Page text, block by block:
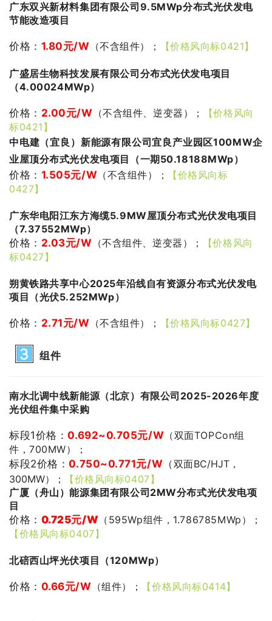
广东双兴新材料集团有限公司9.5MWp分布式光伏发电
节能改造项目
价格： 1.80元/W （不含组件）； 【价格风向标0421】
广盛居生物科技发展有限公司分布式光伏发电项目
（4.00024MWp）
价格： 2.00元/W （不含组件、逆变器）；
【价格风向
标0421】
中电建（宜良）新能源有限公司宜良产业园区100MW企
业屋顶分布式光伏发电项目（一期50.18188MWp）
价格： 1.505元/W （不含组件）；
【价格风向标
0427】
广东华电阳江东方海缆5.9MW屋顶分布式光伏发电项目
（7.37552MWp）
价格： 2.03元/W （不含组件、逆变器）；
【价格风向
标0427】
朔黄铁路共享中心2025年沿线自有资源分布式光伏发电
项目（光伏5.252MWp）
价格： 2.71元/W （不含组件）； 【价格风向标0427】
组件
南水北调中线新能源（北京）有限公司2025-2026年度
光伏组件集中采购
标段1价格：0.692~0.705元/W （双面TOPCon组
件，700MW）；
标段2价格：0.750~0.771元/W （双面BC/HJT，
300MW）；
【价格风向标0407】
广厦（舟山）能源集团有限公司2MW分布式光伏发电项
目
价格： 0.725元/W （595Wp组件，1.786785MWp）；
【价格风向标0407】
北碚西山坪光伏项目（120MWp）
价格： 0.66元/W （组件）； 【价格风向标0414】